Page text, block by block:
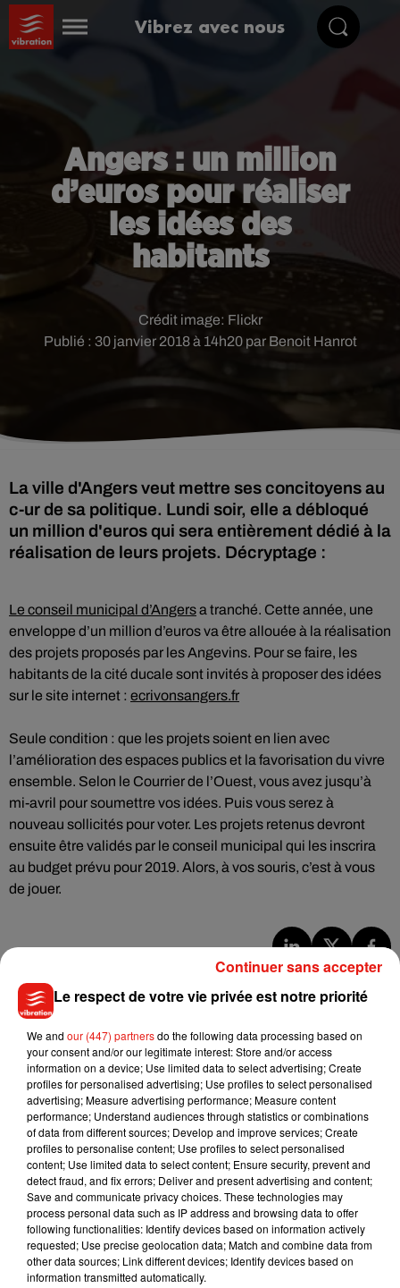
Vibrez avec nous
Angers : un million
d’euros pour réaliser
les idées des
habitants
Publié : 30 janvier 2018 à 14h20 par Benoit Hanrot
Crédit image: Flickr
La ville d'Angers veut mettre ses concitoyens au
c-ur de sa politique. Lundi soir, elle a débloqué
un million d'euros qui sera entièrement dédié à la
réalisation de leurs projets. Décryptage :
Le conseil municipal d’Angersa tranché. Cette année, une
enveloppe d’un million d’euros va être allouée à la réalisation
des projets proposés par les Angevins. Pour se faire, les
habitants de la cité ducale sont invités à proposer des idées
sur le site internet : ecrivonsangers.fr
Seule condition : que les projets soient en lien avec
l’amélioration des espaces publics et la favorisation du vivre
ensemble. Selon le Courrier de l’Ouest, vous avez jusqu’à
mi-avril pour soumettre vos idées. Puis vous serez à
nouveau sollicités pour voter. Les projets retenus devront
ensuite être validés par le conseil municipal qui les inscrira
au budget prévu pour 2019. Alors, à vos souris, c’est à vous
de jouer.
Musique
7 août 2026
Julien Lieb s’essaye à la vie de chatelain
dans son nouveau clip
7 août 2026
Madonna sort enfin le remix de « Love
Sensation » avec Kylie Minogue
Tayc et Didi B dévoilent le single le plus
Le respect de votre vie privée est notre priorité
We and our (447) partnersdo the following data processing based on
your consent and/or our legitimate interest: Store and/or access
information on a device; Use limited data to select advertising; Create
profiles for personalised advertising; Use profiles to select personalised
advertising; Measure advertising performance; Measure content
performance; Understand audiences through statistics or combinations
of data from different sources; Develop and improve services; Create
profiles to personalise content; Use profiles to select personalised
content; Use limited data to select content; Ensure security, prevent and
detect fraud, and fix errors; Deliver and present advertising and content;
Save and communicate privacy choices. These technologies may
process personal data such as IP address and browsing data to offer
following functionalities: Identify devices based on information actively
requested; Use precise geolocation data; Match and combine data from
other data sources; Link different devices; Identify devices based on
information transmitted automatically.
Continuer sans accepter